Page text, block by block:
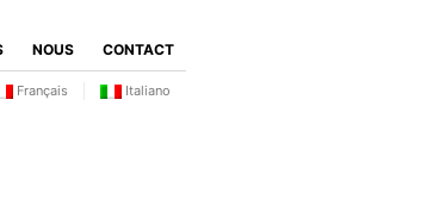
NOUS CONTACT
Français Italiano